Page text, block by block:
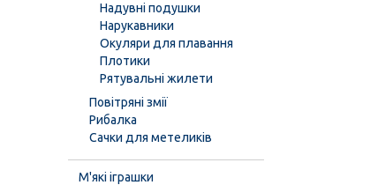
Надувні подушки
Нарукавники
Окуляри для плавання
Плотики
Рятувальні жилети
Повітряні змії
Рибалка
Сачки для метеликів
М'які іграшки